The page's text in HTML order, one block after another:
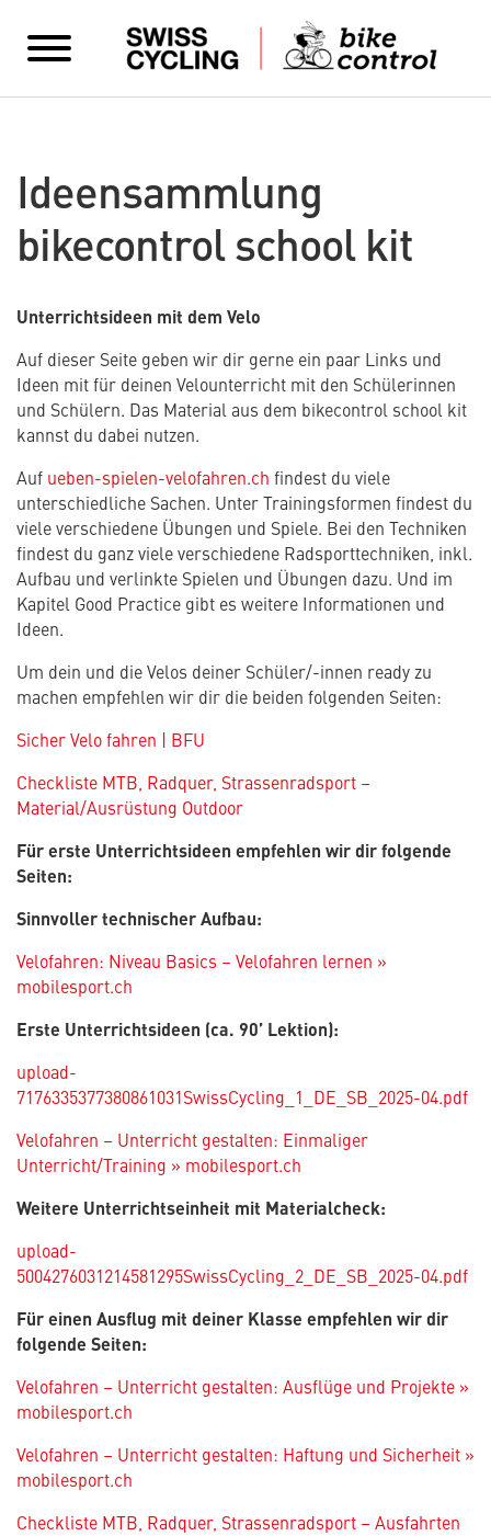
Ideensammlung
bikecontrol school kit
Unterrichtsideen mit dem Velo
Auf dieser Seite geben wir dir gerne ein paar Links und
Ideen mit für deinen Velounterricht mit den Schülerinnen
und Schülern. Das Material aus dem bikecontrol school kit
kannst du dabei nutzen.
Auf ueben-spielen-velofahren.ch findest du viele
unterschiedliche Sachen. Unter Trainingsformen findest du
viele verschiedene Übungen und Spiele. Bei den Techniken
findest du ganz viele verschiedene Radsporttechniken, inkl.
Aufbau und verlinkte Spielen und Übungen dazu. Und im
Kapitel Good Practice gibt es weitere Informationen und
Ideen.
Um dein und die Velos deiner Schüler/-innen ready zu
machen empfehlen wir dir die beiden folgenden Seiten:
Sicher Velo fahren | BFU
Checkliste MTB, Radquer, Strassenradsport –
Material/Ausrüstung Outdoor
Für erste Unterrichtsideen empfehlen wir dir folgende
Seiten:
Sinnvoller technischer Aufbau:
Velofahren: Niveau Basics – Velofahren lernen »
mobilesport.ch
Erste Unterrichtsideen (ca. 90’ Lektion):
upload-
7176335377380861031SwissCycling_1_DE_SB_2025-04.pdf
Velofahren – Unterricht gestalten: Einmaliger
Unterricht/Training » mobilesport.ch
Weitere Unterrichtseinheit mit Materialcheck:
upload-
5004276031214581295SwissCycling_2_DE_SB_2025-04.pdf
Für einen Ausflug mit deiner Klasse empfehlen wir dir
folgende Seiten:
Velofahren – Unterricht gestalten: Ausflüge und Projekte »
mobilesport.ch
Velofahren – Unterricht gestalten: Haftung und Sicherheit »
mobilesport.ch
Checkliste MTB, Radquer, Strassenradsport – Ausfahrten